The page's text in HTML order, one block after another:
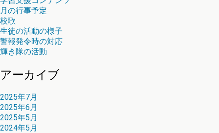
月の行事予定
校歌
生徒の活動の様子
警報発令時の対応
輝き隊の活動
アーカイブ
2025年7月
2025年6月
2025年5月
2024年5月